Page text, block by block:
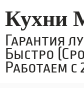
Кухни
Гарантия
Быстро
Работаем с